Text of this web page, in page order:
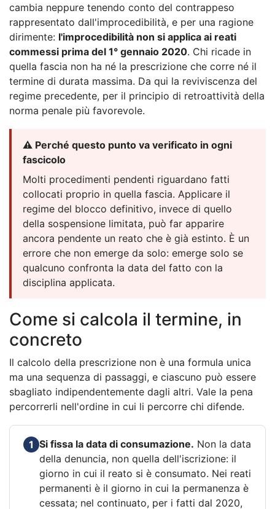
cambia neppure tenendo conto del contrappeso
rappresentato dall'improcedibilità, e per una ragione
dirimente: l'improcedibilità non si applica ai reati
commessi prima del 1° gennaio 2020. Chi ricade in
quella fascia non ha né la prescrizione che corre né il
termine di durata massima. Da qui la reviviscenza del
regime precedente, per il principio di retroattività della
norma penale più favorevole.
⚠️ Perché questo punto va verificato in ogni
fascicolo
Molti procedimenti pendenti riguardano fatti
collocati proprio in quella fascia. Applicare il
regime del blocco definitivo, invece di quello
della sospensione limitata, può far apparire
ancora pendente un reato che è già estinto. È un
errore che non emerge da solo: emerge solo se
qualcuno confronta la data del fatto con la
disciplina applicata.
Come si calcola il termine, in
concreto
Il calcolo della prescrizione non è una formula unica
ma una sequenza di passaggi, e ciascuno può essere
sbagliato indipendentemente dagli altri. Vale la pena
percorrerli nell'ordine in cui li percorre chi difende.
1 Si fissa la data di consumazione. Non la data
della denuncia, non quella dell'iscrizione: il
giorno in cui il reato si è consumato. Nei reati
permanenti è il giorno in cui la permanenza è
cessata; nel continuato, per i fatti dal 2020,